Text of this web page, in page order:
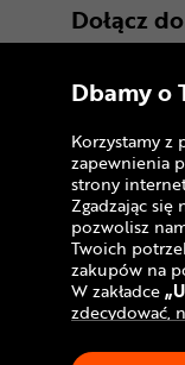
Dołącz
Copyright ©
Polityka
serwisu
Informacja o
Dbamy o
Korzystamy z
zapewnienia
strony
Zgadzając się
pozwolisz
Twoich
zakupów na
W zakładce
zdecydować,
Klikając